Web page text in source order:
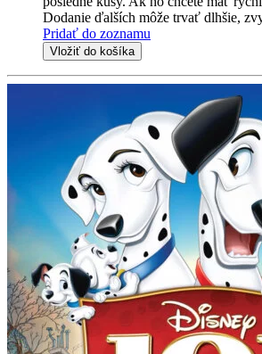
Dodanie ďalších môže trvať dlhšie,
Pridať do zoznamu
Vložiť do košíka